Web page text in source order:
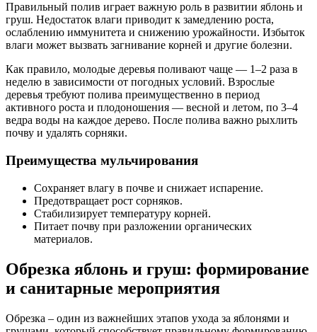
Правильный полив играет важную роль в развитии яблонь и
груш. Недостаток влаги приводит к замедлению роста,
ослаблению иммунитета и снижению урожайности. Избыток
влаги может вызвать загнивание корней и другие болезни.
Как правило, молодые деревья поливают чаще — 1–2 раза в
неделю в зависимости от погодных условий. Взрослые
деревья требуют полива преимущественно в период
активного роста и плодоношения — весной и летом, по 3–4
ведра воды на каждое дерево. После полива важно рыхлить
почву и удалять сорняки.
Преимущества мульчирования
Сохраняет влагу в почве и снижает испарение.
Предотвращает рост сорняков.
Стабилизирует температуру корней.
Питает почву при разложении органических
материалов.
Обрезка яблонь и груш: формирование
и санитарные мероприятия
Обрезка – один из важнейших этапов ухода за яблонями и